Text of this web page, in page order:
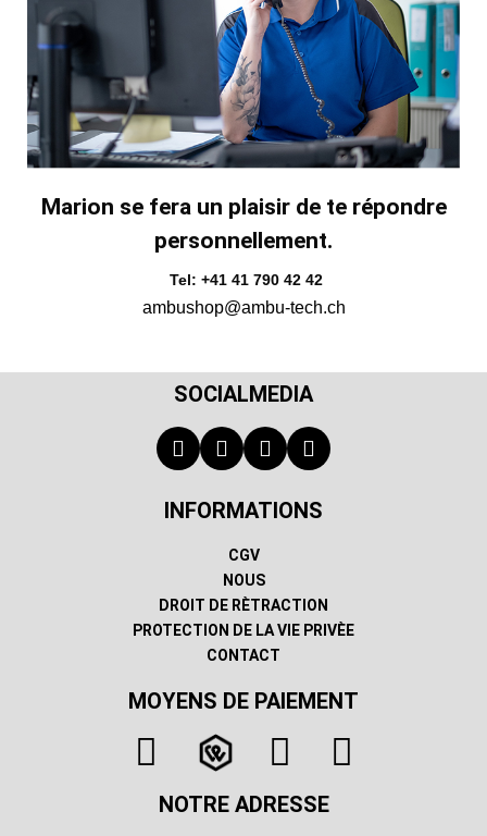
Marion se fera un plaisir de te répondre
personnellement.
Tel: +41 41 790 42 42
ambushop@ambu-tech.ch
SOCIALMEDIA
INFORMATIONS
CGV
NOUS
DROIT DE RÈTRACTION
PROTECTION DE LA VIE PRIVÈE
CONTACT
MOYENS DE PAIEMENT
NOTRE ADRESSE